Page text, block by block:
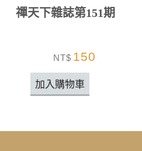
禪天下雜誌第151期
NT$ 150
加入購物車